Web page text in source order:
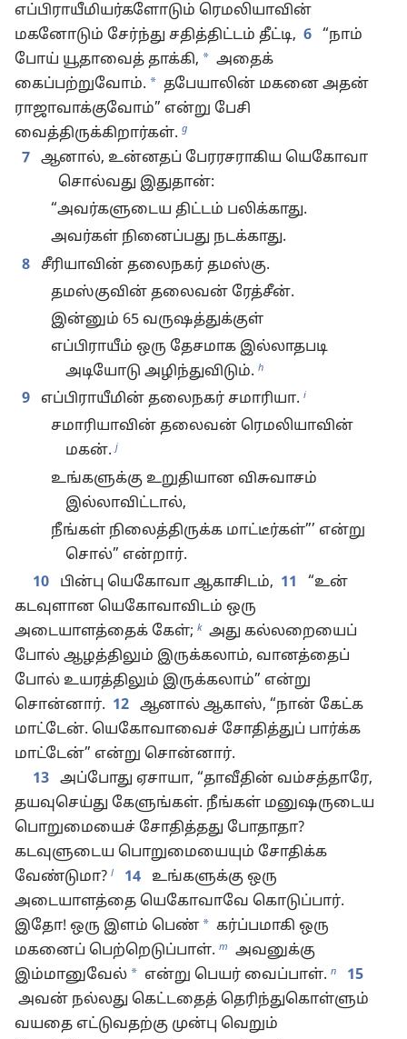
எப்பிராயீமியர்களோடும் ரெமலியாவின்
மகனோடும் சேர்ந்து சதித்திட்டம் தீட்டி, 6 “நாம்
போய் யூதாவைத் தாக்கி, * அதைக்
கைப்பற்றுவோம். * தபேயாலின் மகனை அதன்
ராஜாவாக்குவோம்” என்று பேசி
வைத்திருக்கிறார்கள். g
7 ஆனால், உன்னதப் பேரரசராகிய யெகோவா
சொல்வது இதுதான்:
“அவர்களுடைய திட்டம் பலிக்காது.
அவர்கள் நினைப்பது நடக்காது.
8 சீரியாவின் தலைநகர் தமஸ்கு.
தமஸ்குவின் தலைவன் ரேத்சீன்.
இன்னும் 65 வருஷத்துக்குள்
எப்பிராயீம் ஒரு தேசமாக இல்லாதபடி
அடியோடு அழிந்துவிடும். h
9 எப்பிராயீமின் தலைநகர் சமாரியா. i
சமாரியாவின் தலைவன் ரெமலியாவின்
மகன். j
உங்களுக்கு உறுதியான விசுவாசம்
இல்லாவிட்டால்,
நீங்கள் நிலைத்திருக்க மாட்டீர்கள்”’ என்று
சொல்” என்றார்.
10
பின்பு யெகோவா ஆகாசிடம், 11
“உன்
கடவுளான யெகோவாவிடம் ஒரு
அடையாளத்தைக் கேள்; k அது கல்லறையைப்
போல் ஆழத்திலும் இருக்கலாம், வானத்தைப்
போல் உயரத்திலும் இருக்கலாம்” என்று
சொன்னார். 12 ஆனால் ஆகாஸ், “நான் கேட்க
மாட்டேன். யெகோவாவைச் சோதித்துப் பார்க்க
மாட்டேன்” என்று சொன்னார்.
13 அப்போது ஏசாயா, “தாவீதின் வம்சத்தாரே,
தயவுசெய்து கேளுங்கள். நீங்கள் மனுஷருடைய
பொறுமையைச் சோதித்தது போதாதா?
கடவுளுடைய பொறுமையையும் சோதிக்க
வேண்டுமா? l 14
உங்களுக்கு ஒரு
அடையாளத்தை யெகோவாவே கொடுப்பார்.
இதோ! ஒரு இளம் பெண் * கர்ப்பமாகி ஒரு
மகனைப் பெற்றெடுப்பாள். m
அவனுக்கு
இம்மானுவேல் * என்று பெயர் வைப்பாள். n
15
அவன் நல்லது கெட்டதைத் தெரிந்துகொள்ளும்
வயதை எட்டுவதற்கு முன்பு வெறும்